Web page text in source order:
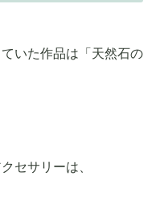
いた作品は「天然石の
セサリーは、